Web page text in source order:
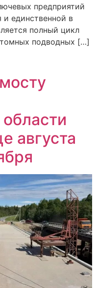
предприятий
и единственной в
полный цикл
подводных […]
августа